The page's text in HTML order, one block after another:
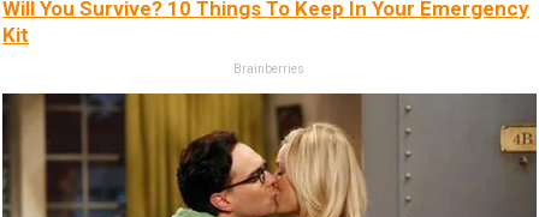
Will You Survive? 10 Things To Keep In Your Emergency
Kit
Brainberries